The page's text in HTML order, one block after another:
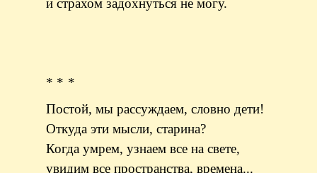
и страхом задохнуться не могу.
* * *
Постой, мы рассуждаем, словно дети!
Откуда эти мысли, старина?
Когда умрем, узнаем все на свете,
увидим все пространства, времена...